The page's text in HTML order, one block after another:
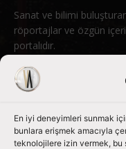
En iyi deneyimleri sunmak
bunlara erişmek amacıyla
teknolojilere izin vermek, bu
Sanat ve bilimi
röportajlar ve özgün
portalıdır.
Bizimle iletişime geçin: